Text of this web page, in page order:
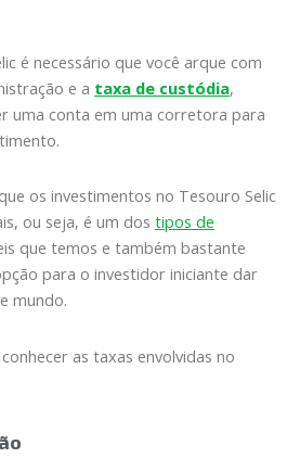
é necessário que você arque com
e a taxa de custódia,
uma conta em uma corretora para
os investimentos no Tesouro Selic
ou seja, é um dos tipos de
que temos e também bastante
para o investidor iniciante dar
mundo.
as taxas envolvidas no